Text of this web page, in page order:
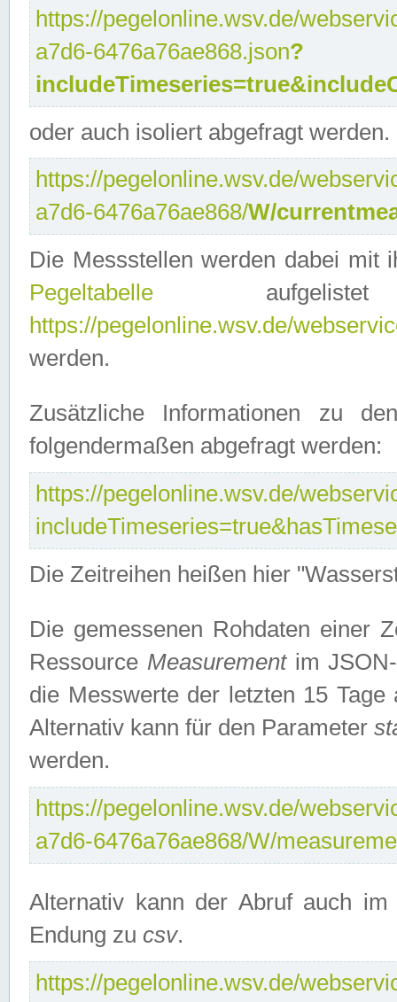
https://pegelonline.wsv.de/
a7d6-6476a76ae868.json?
oder auch isoliert abgefragt werden.
https://pegelonline.wsv.de/
a7d6-6476a76ae868/W/
Die Messstellen werden dabei mit
Pegeltabelle
https://pegelonline.wsv.de/
werden.
Zusätzliche Informationen zu
folgendermaßen abgefragt werden:
https://pegelonline.wsv.de/
Die Zeitreihen heißen hier
Die gemessenen Rohdaten einer
Ressource Measurementim JSON-
die Messwerte der letzten 15
Alternativ kann für den Parameter
werden.
https://pegelonline.wsv.de/
a7d6-6476a76ae868/W/
Alternativ kann der Abruf auch
Endung zu csv.
https://pegelonline.wsv.de/